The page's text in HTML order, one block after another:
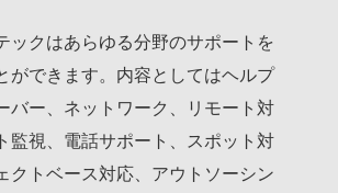
ックはあらゆる分野のサポートを
ができます。内容としてはヘルプ
バー、ネットワーク、リモート対
監視、電話サポート、スポット対
クトベース対応、アウトソーシン